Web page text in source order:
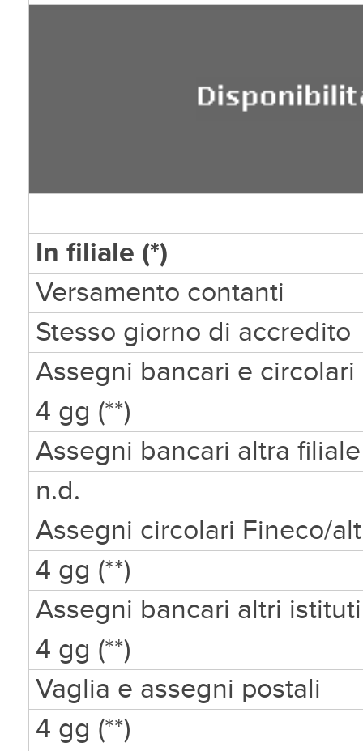
In filiale (*)
Versamento contanti
Stesso giorno di accredito
Assegni bancari e circolari
4 gg (**)
Assegni bancari altra filiale
n.d.
Assegni circolari Fineco/
4 gg (**)
Assegni bancari altri istituti
4 gg (**)
Vaglia e assegni postali
4 gg (**)